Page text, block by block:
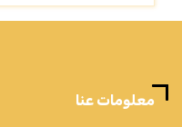
معلومات عنا